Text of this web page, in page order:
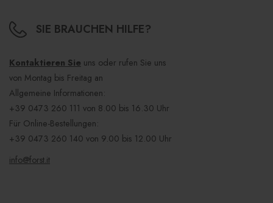
SIE BRAUCHEN HILFE?
Kontaktieren Sie uns oder rufen Sie uns
von Montag bis Freitag an
Allgemeine Informationen:
+39 0473 260 111 von 8.00 bis 16.30 Uhr
Für Online-Bestellungen:
+39 0473 260 140 von 9.00 bis 12.00 Uhr
info@forst.it